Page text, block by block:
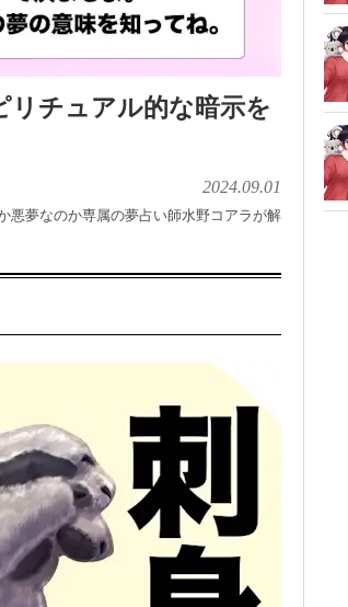
リチュアル的な暗示を
2024.09.01
悪夢なのか専属の夢占い師水野コアラが解